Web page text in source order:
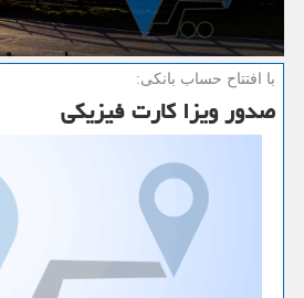
با افتتاح حساب بانكی:
صدور ویزا كارت فیزیكی